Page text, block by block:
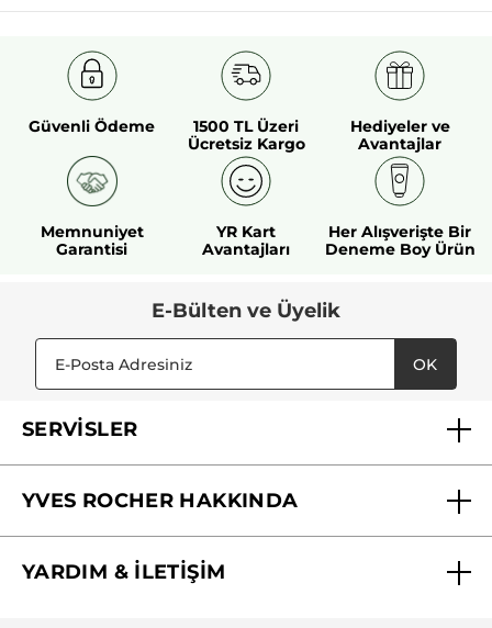
Güvenli Ödeme
1500 TL Üzeri
Ücretsiz Kargo
Hediyeler ve
Avantajlar
Memnuniyet
Garantisi
YR Kart
Avantajları
Her Alışverişte Bir
Deneme Boy Ürün
E-Bülten ve Üyelik
OK
SERVİSLER
YVES ROCHER HAKKINDA
Yves Rocher Vakfı
YARDIM & İLETİŞİM